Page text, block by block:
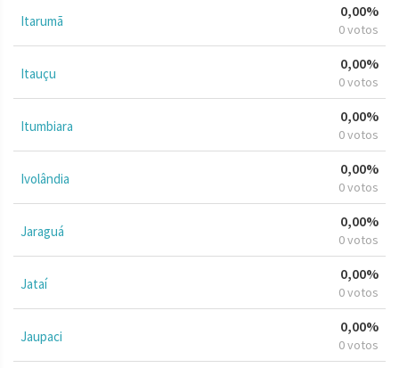
Itarumã
0,00%
0 votos
Itauçu
0,00%
0 votos
Itumbiara
0,00%
0 votos
Ivolândia
0,00%
0 votos
Jaraguá
0,00%
0 votos
Jataí
0,00%
0 votos
Jaupaci
0,00%
0 votos